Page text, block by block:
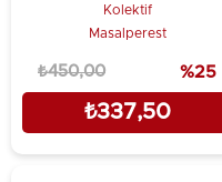
Kolektif
Masalperest
₺337,50
₺450,00 %25